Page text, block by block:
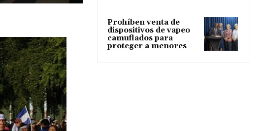
Prohíben venta de
dispositivos de vapeo
camuflados para
proteger a menores